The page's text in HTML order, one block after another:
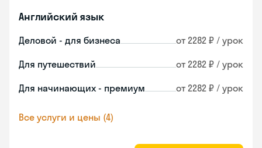
Английский язык
Деловой - для бизнеса от 2282 ₽ / урок
Для путешествий от 2282 ₽ / урок
Для начинающих - премиум от 2282 ₽ / урок
Все услуги и цены (4)